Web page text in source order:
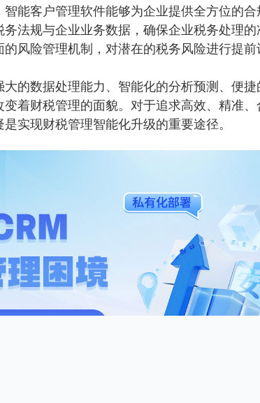
能客户管理软件能够为企业提供全方位的
法规与企业业务数据，确保企业税务处理
风险管理机制，对潜在的税务风险进行提
的数据处理能力、智能化的分析预测、便
着财税管理的面貌。对于追求高效、精准
实现财税管理智能化升级的重要途径。